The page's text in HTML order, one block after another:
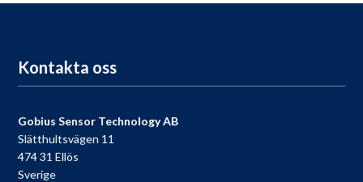
Kontakta oss
Gobius Sensor Technology AB
Slätthultsvägen 11
474 31 Ellös
Sverige